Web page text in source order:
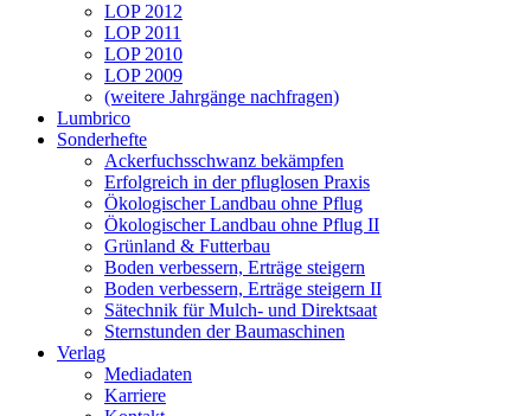
LOP 2012
LOP 2011
LOP 2010
LOP 2009
(weitere Jahrgänge nachfragen)
Lumbrico
Sonderhefte
Ackerfuchsschwanz bekämpfen
Erfolgreich in der pfluglosen Praxis
Ökologischer Landbau ohne Pflug
Ökologischer Landbau ohne Pflug II
Grünland & Futterbau
Boden verbessern, Erträge steigern
Boden verbessern, Erträge steigern II
Sätechnik für Mulch- und Direktsaat
Sternstunden der Baumaschinen
Verlag
Mediadaten
Karriere